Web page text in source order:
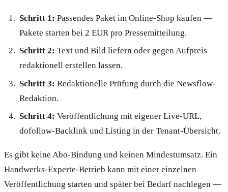
Schritt 1: Passendes Paket im Online-Shop kaufen —
Pakete starten bei 2 EUR pro Pressemitteilung.
Schritt 2: Text und Bild liefern oder gegen Aufpreis
redaktionell erstellen lassen.
Schritt 3: Redaktionelle Prüfung durch die Newsflow-
Redaktion.
Schritt 4: Veröffentlichung mit eigener Live-URL,
dofollow-Backlink und Listing in der Tenant-Übersicht.
Es gibt keine Abo-Bindung und keinen Mindestumsatz. Ein
Handwerks-Experte-Betrieb kann mit einer einzelnen
Veröffentlichung starten und später bei Bedarf nachlegen —